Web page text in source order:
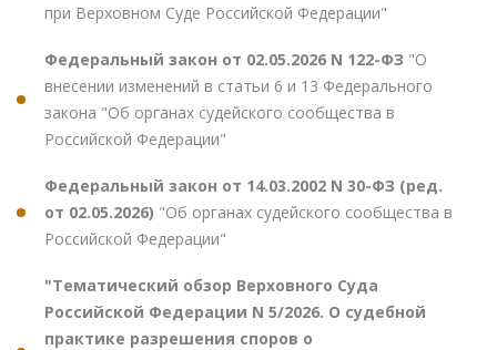
при Верховном Суде Российской Федерации"
Федеральный закон от 02.05.2026 N 122-ФЗ "О
внесении изменений в статьи 6 и 13 Федерального
закона "Об органах судейского сообщества в
Российской Федерации"
Федеральный закон от 14.03.2002 N 30-ФЗ (ред.
от 02.05.2026) "Об органах судейского сообщества в
Российской Федерации"
"Тематический обзор Верховного Суда
Российской Федерации N 5/2026. О судебной
практике разрешения споров о